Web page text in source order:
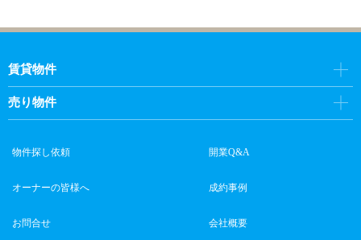
賃貸物件
売り物件
物件探し依頼 開業Q&A
オーナーの皆様へ 成約事例
お問合せ 会社概要